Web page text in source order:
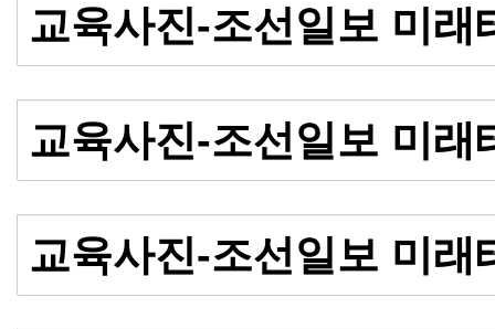
교육사진-조선일보 미
교육사진-조선일보 미
교육사진-조선일보 미